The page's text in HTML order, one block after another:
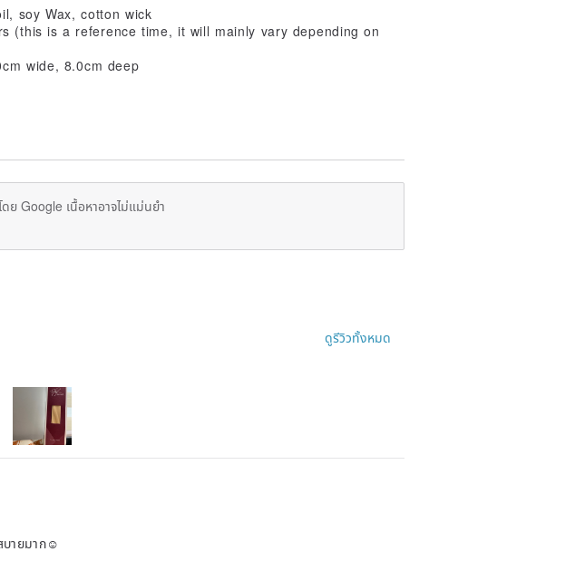
soy Wax, cotton wick
(this is a reference time, it will mainly vary depending on
wide, 8.0cm deep
ย Google เนื้อหาอาจไม่แม่นยำ
ดูรีวิวทั้งหมด
บายมาก☺